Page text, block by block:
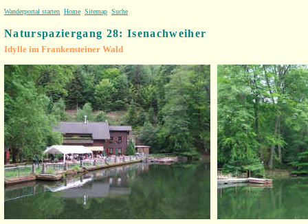
Wanderportal starten Home Sitemap Suche
Naturspaziergang 28: Isenachweiher
Idylle im Frankensteiner Wald